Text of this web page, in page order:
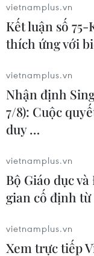
Chương trình
vietnamplus.vn
Kết luận số
thích ứng với
vietnamplus.vn
Nhận định
7/8): Cuộc
duy …
vietnamplus.vn
Bộ Giáo dục
gian cố định từ
vietnamplus.vn
Xem trực tiếp